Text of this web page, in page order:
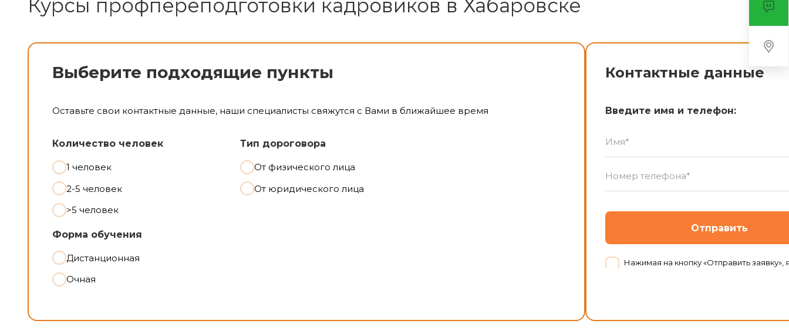
Курсы профпереподготовки кадровиков в Хабаровске
Выберите подходящие пункты
Оставьте свои контактные данные, наши специалисты свяжутся с Вами в ближайшее время
Количество человек
1 человек
2-5 человек
>5 человек
Тип дороговора
От физического лица
От юридического лица
Форма обучения
Дистанционная
Очная
Контактные данные
Введите имя и телефон:
Отправить
Нажимая на кнопку «Отправить заявку», я даю согласие на обработку персональных данных